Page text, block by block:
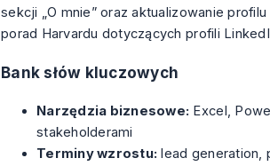
sekcji „O mnie” oraz aktualizowanie
porad Harvardu dotyczących profili
Bank słów kluczowych
Narzędzia biznesowe: Excel,
stakeholderami
Terminy wzrostu: lead generation,